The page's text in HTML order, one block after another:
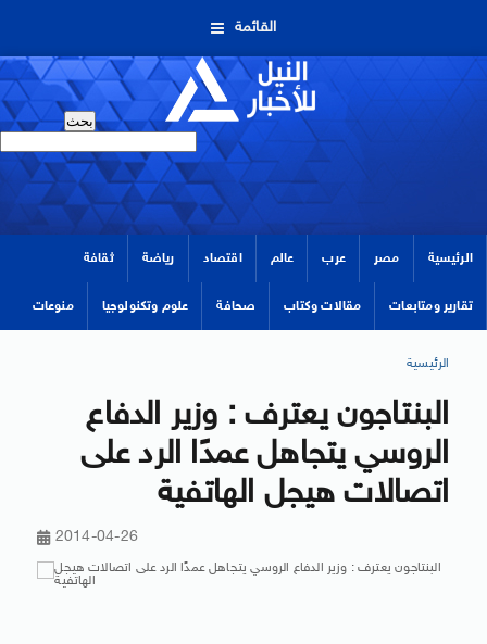
القائمة
الرئيسية مصر عرب عالم اقتصاد رياضة ثقافة
تقارير ومتابعات مقالات وكتاب صحافة علوم وتكنولوجيا منوعات
الرئيسية
البنتاجون يعترف : وزير الدفاع
الروسي يتجاهل عمدًا الرد على
اتصالات هيجل الهاتفية
2014-04-26